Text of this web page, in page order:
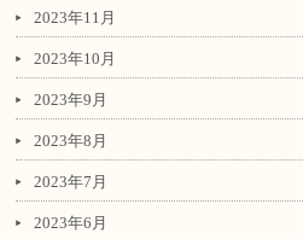
2023年11月
2023年10月
2023年9月
2023年8月
2023年7月
2023年6月